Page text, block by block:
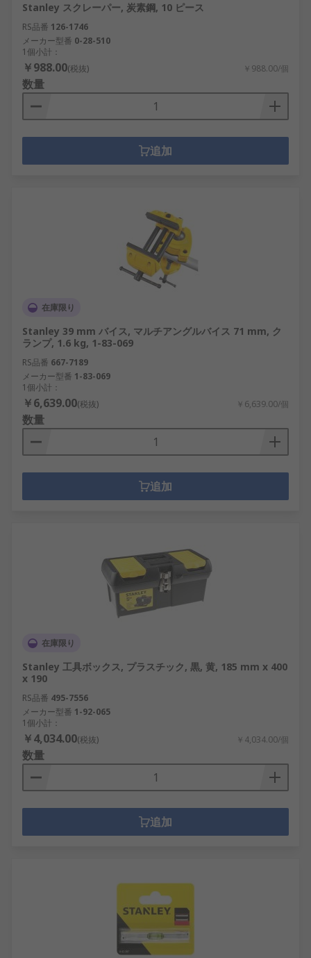
Stanley スクレーパー, 炭素鋼, 10 ピース
RS品番 126-1746
メーカー型番 0-28-510
1個小計：
￥988.00(税抜) ￥988.00/個
数量
追加
在庫限り
Stanley 39 mm バイス, マルチアングルバイス 71 mm, ク
ランプ, 1.6 kg, 1-83-069
RS品番 667-7189
メーカー型番 1-83-069
1個小計：
￥6,639.00(税抜) ￥6,639.00/個
数量
追加
在庫限り
Stanley 工具ボックス, プラスチック, 黒, 黄, 185 mm x 400
x 190
RS品番 495-7556
メーカー型番 1-92-065
1個小計：
￥4,034.00(税抜) ￥4,034.00/個
数量
追加